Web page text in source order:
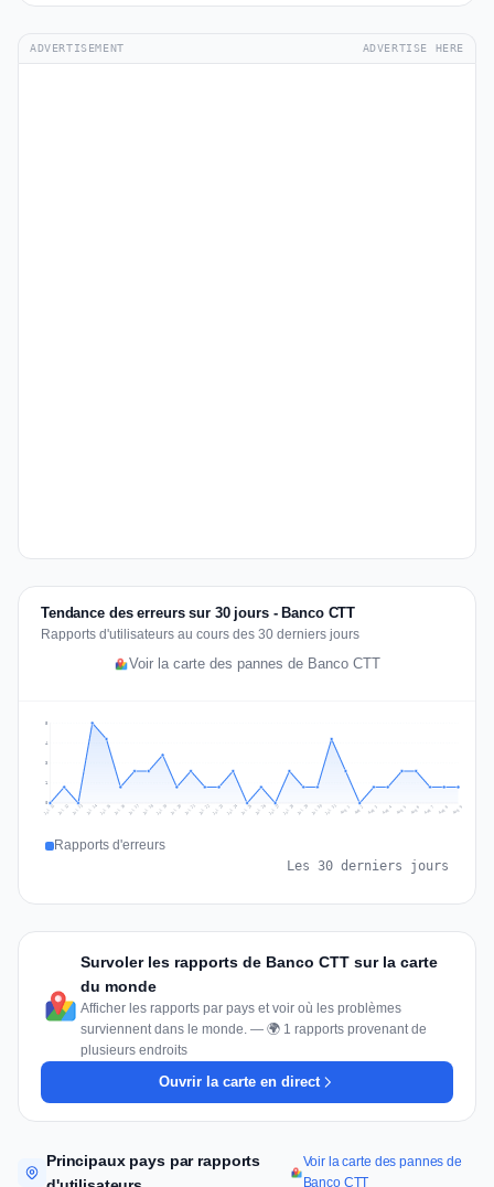
ADVERTISEMENT ADVERTISE HERE
Tendance des erreurs sur 30 jours - Banco CTT
Rapports d'utilisateurs au cours des 30 derniers jours
Voir la carte des pannes de Banco CTT
1
3
4
5
Jul 11 Jul 12 Jul 13 Jul 14 Jul 15 Jul 16 Jul 17 Jul 18 Jul 19 Jul 20 Jul 21 Jul 22 Jul 23 Jul 24 Jul 25 Jul 26 Jul 27 Jul 28 Jul 29 Jul 30 Jul 31 Aug 1 Aug 2 Aug 3 Aug 4 Aug 5 Aug 6 Aug 7 Aug 8 Aug 9
Rapports d'erreurs
Les 30 derniers jours
Survoler les rapports de Banco CTT sur la carte
du monde
Afficher les rapports par pays et voir où les problèmes
surviennent dans le monde. — 🌍 1 rapports provenant de
plusieurs endroits
Ouvrir la carte en direct
Principaux pays par rapports
Voir la carte des pannes de
Banco CTT